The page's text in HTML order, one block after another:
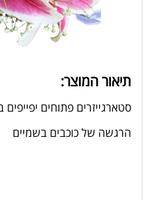
תיאור המוצר:
סטארגייזרים פתוחים
הרגשה של כוכבים בשמיים